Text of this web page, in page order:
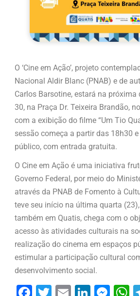
O ‘Cine em Ação’, projeto
Nacional Aldir Blanc (PNAB) e de
Carlos Barsotine, estará na próxima
30, na Praça Dr. Teixeira Brandão,
com a exibição do filme “Um Tio
sessão começa a partir das 18h30
público, com entrada gratuita.
O Cine em Ação é uma iniciativa
Governo Federal, por meio do
através da PNAB de Fomento à
teve seu início na última quarta (23),
também em Quatis, chega com o
acesso às atividades culturais na
realização do cinema em espaços
estimular a participação cultural
desenvolvimento social.